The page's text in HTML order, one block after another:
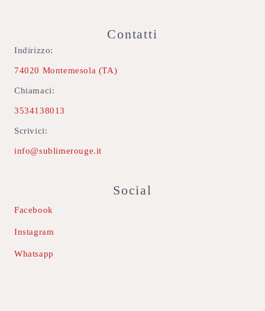
Contatti
Indirizzo:
74020 Montemesola (TA)
Chiamaci:
3534138013
Scrivici:
info@sublimerouge.it
Social
Facebook
Instagram
Whatsapp